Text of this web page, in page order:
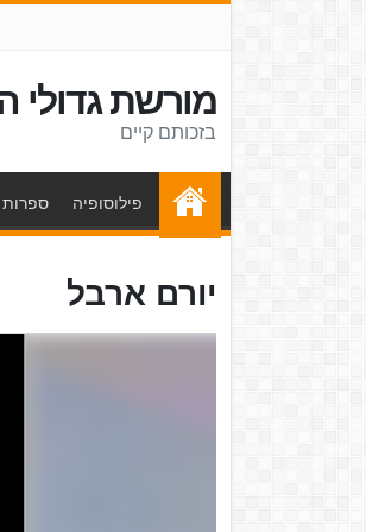
מורשת גדולי
בזכותם קיים
פילוסופיה ספרות
יורם ארבל